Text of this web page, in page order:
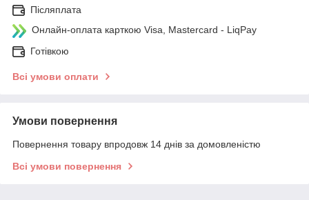
Післяплата
Онлайн-оплата карткою Visa, Mastercard - LiqPay
Готівкою
Всі умови оплати
Умови повернення
Повернення товару впродовж 14 днів за домовленістю
Всі умови повернення